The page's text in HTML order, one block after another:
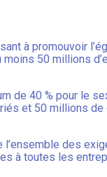
à promouvoir
50 millions
de 40 % pour le
et 50 millions
des
à toutes les